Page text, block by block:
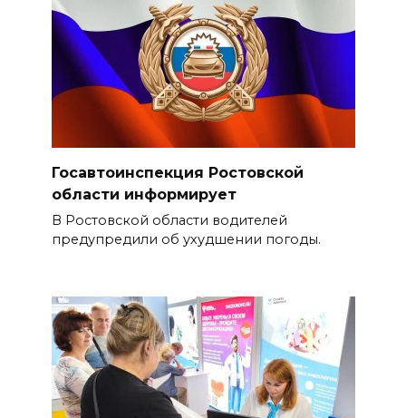
Госавтоинспекция Ростовской
области информирует
В Ростовской области водителей
предупредили об ухудшении погоды.